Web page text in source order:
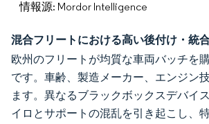
情報源: Mordor Intelligence
混合フリートにおける高い後付け・統
欧州のフリートが均質な車両バッチを
です。車齢、製造メーカー、エンジン
ます。異なるブラックボックスデバイ
イロとサポートの混乱を引き起こし、